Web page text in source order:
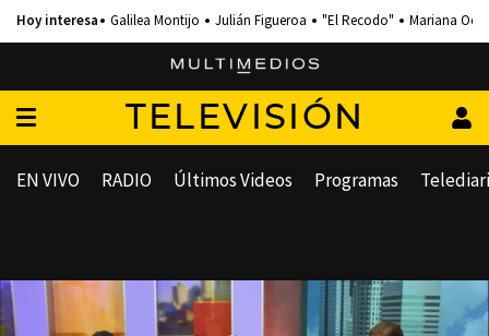
Galilea Montijo Julián Figueroa "El Recodo" Mariana
TELEVISIÓN
EN VIVO RADIO Últimos Videos Programas